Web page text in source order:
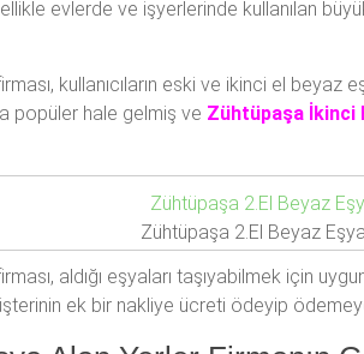
evlerde ve işyerlerinde kullanılan
kullanıcıların eski ve ikinci el beyaz
popüler hale gelmiş ve Zühtüpaşa İkinci
Zühtüpaşa 2.El Beyaz
aldığı eşyaları taşıyabilmek için
ek bir nakliye ücreti ödeyip